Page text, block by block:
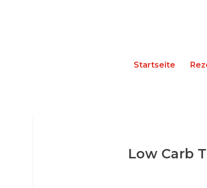
Startseite
Low Carb